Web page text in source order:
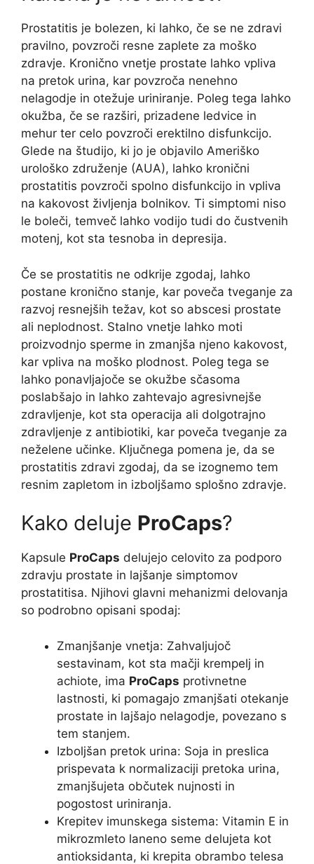
Prostatitis je bolezen, ki lahko, če se ne zdravi
pravilno, povzroči resne zaplete za moško
zdravje. Kronično vnetje prostate lahko vpliva
na pretok urina, kar povzroča nenehno
nelagodje in otežuje uriniranje. Poleg tega lahko
okužba, če se razširi, prizadene ledvice in
mehur ter celo povzroči erektilno disfunkcijo.
Glede na študijo, ki jo je objavilo Ameriško
urološko združenje (AUA), lahko kronični
prostatitis povzroči spolno disfunkcijo in vpliva
na kakovost življenja bolnikov. Ti simptomi niso
le boleči, temveč lahko vodijo tudi do čustvenih
motenj, kot sta tesnoba in depresija.
Če se prostatitis ne odkrije zgodaj, lahko
postane kronično stanje, kar poveča tveganje za
razvoj resnejših težav, kot so abscesi prostate
ali neplodnost. Stalno vnetje lahko moti
proizvodnjo sperme in zmanjša njeno kakovost,
kar vpliva na moško plodnost. Poleg tega se
lahko ponavljajoče se okužbe sčasoma
poslabšajo in lahko zahtevajo agresivnejše
zdravljenje, kot sta operacija ali dolgotrajno
zdravljenje z antibiotiki, kar poveča tveganje za
neželene učinke. Ključnega pomena je, da se
prostatitis zdravi zgodaj, da se izognemo tem
resnim zapletom in izboljšamo splošno zdravje.
Kako deluje ProCaps?
Kapsule ProCaps delujejo celovito za podporo
zdravju prostate in lajšanje simptomov
prostatitisa. Njihovi glavni mehanizmi delovanja
so podrobno opisani spodaj:
Zmanjšanje vnetja: Zahvaljujoč
sestavinam, kot sta mačji krempelj in
achiote, ima ProCaps protivnetne
lastnosti, ki pomagajo zmanjšati otekanje
prostate in lajšajo nelagodje, povezano s
tem stanjem.
Izboljšan pretok urina: Soja in preslica
prispevata k normalizaciji pretoka urina,
zmanjšujeta občutek nujnosti in
pogostost uriniranja.
Krepitev imunskega sistema: Vitamin E in
mikrozmleto laneno seme delujeta kot
antioksidanta, ki krepita obrambo telesa